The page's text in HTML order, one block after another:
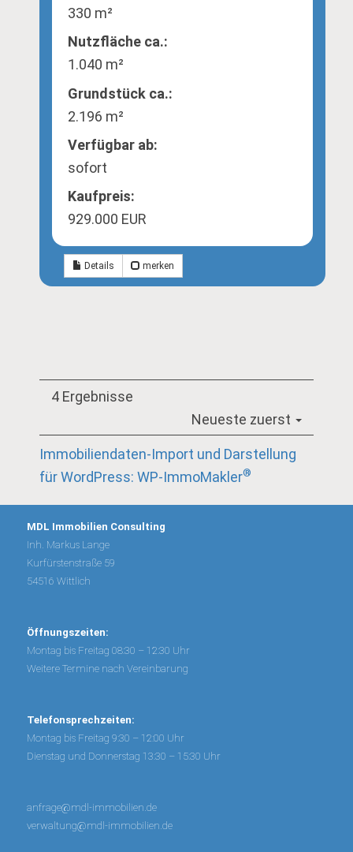
330 m²
Nutzfläche ca.:
1.040 m²
Grund­stück ca.:
2.196 m²
Verfügbar ab:
sofort
Kaufpreis:
929.000 EUR
Details merken
4 Ergebnisse
Neueste zuerst
Immobiliendaten-Import und Darstellung
für WordPress: WP-ImmoMakler®
MDL Immobilien Consulting
Inh. Markus Lange
Kurfürstenstraße 59
54516 Wittlich
Öffnungszeiten:
Montag bis Freitag 08:30 – 12:30 Uhr
Weitere Termine nach Vereinbarung
Telefonsprechzeiten:
Montag bis Freitag 9:30 – 12:00 Uhr
Dienstag und Donnerstag 13:30 – 15:30 Uhr
anfrage@mdl-immobilien.de
verwaltung@mdl-immobilien.de